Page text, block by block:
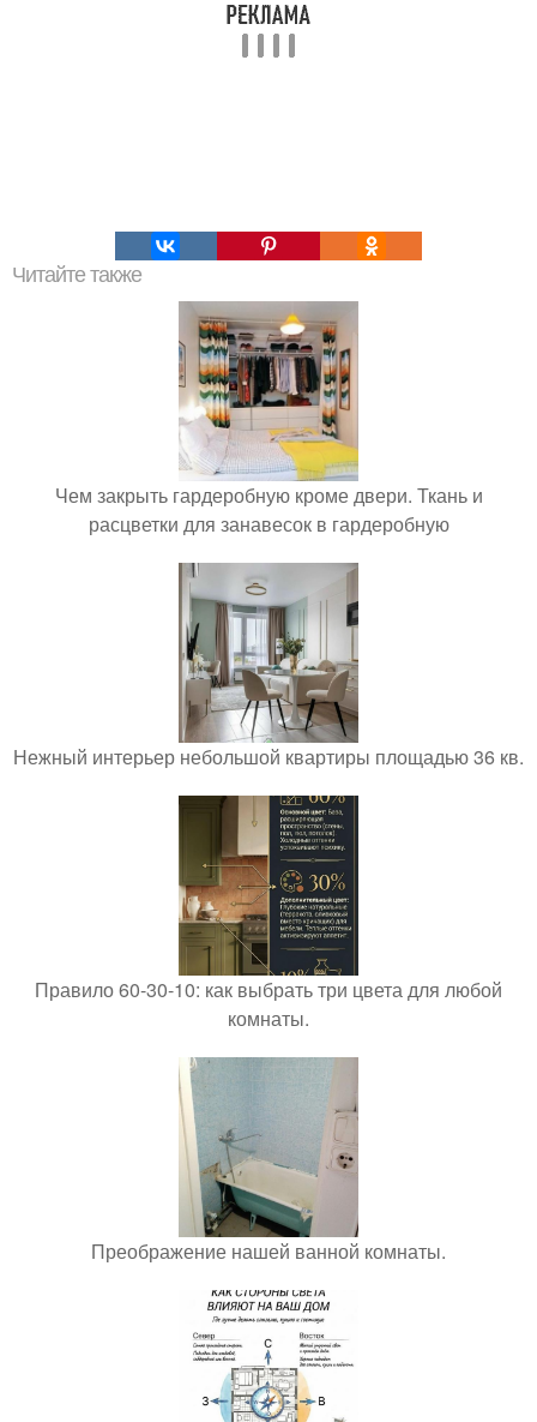
Читайте также
Чем закрыть гардеробную кроме двери. Ткань и
расцветки для занавесок в гардеробную
Нежный интерьер небольшой квартиры площадью 36 кв.
Правило 60-30-10: как выбрать три цвета для любой
комнаты.
Преображение нашей ванной комнаты.